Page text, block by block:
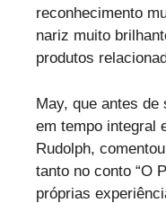
reconhecimento
nariz muito
produtos
May, que antes de
em tempo integral
Rudolph,
tanto no conto “O
próprias